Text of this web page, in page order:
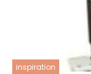
inspiration